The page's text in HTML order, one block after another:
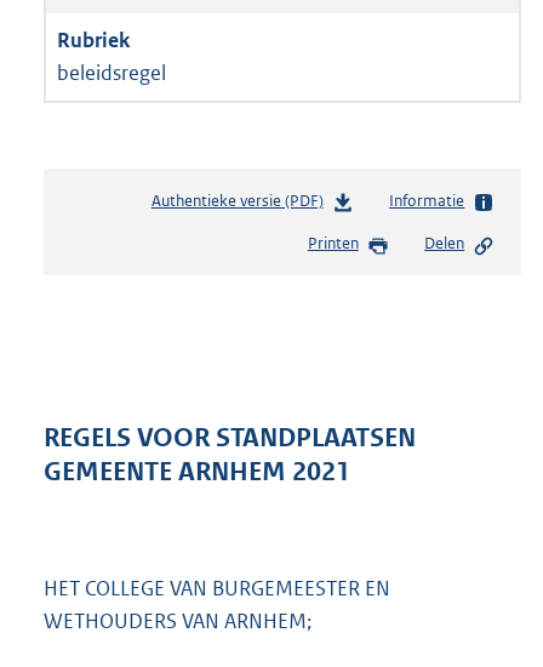
beleidsregel
Authentieke versie (PDF)b
s
r
o
:
Informatie
Printen Delen
REGELS VOOR STANDPLAATSEN
GEMEENTE ARNHEM 2021
HET COLLEGE VAN BURGEMEESTER EN
WETHOUDERS VAN ARNHEM;